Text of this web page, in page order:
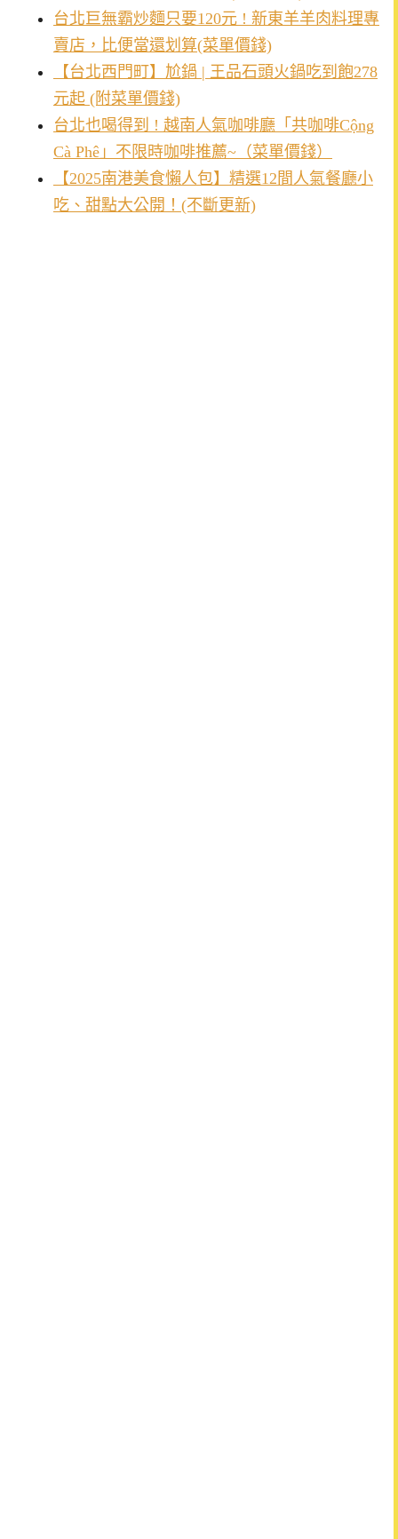
台北巨無霸炒麵只要120元 ! 新東羊羊肉料理專
賣店，比便當還划算(菜單價錢)
【台北西門町】尬鍋 | 王品石頭火鍋吃到飽278
元起 (附菜單價錢)
台北也喝得到 ! 越南人氣咖啡廳「共咖啡Cộng
Cà Phê」不限時咖啡推薦~（菜單價錢）
【2025南港美食懶人包】精選12間人氣餐廳小
吃、甜點大公開！(不斷更新)